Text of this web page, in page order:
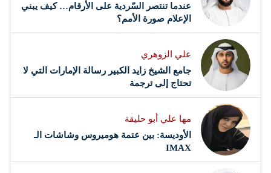
عندما تنتصر السّردية على الأرقام… كيف يبني
الإعلام صورة الأمم؟
علي الزوهري
جامع الشيخ زايد الكبير رسالة الإمارات التي لا
تحتاج إلى ترجمة
مها علي أبو حليقة
الأوديسة: بين عتمة هوميروس وشاشات الـ
IMAX